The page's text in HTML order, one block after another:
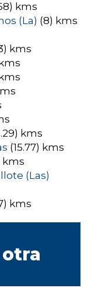
kms
(La) (8) kms
kms
kms
(15.77) kms
kms
(Las)
kms